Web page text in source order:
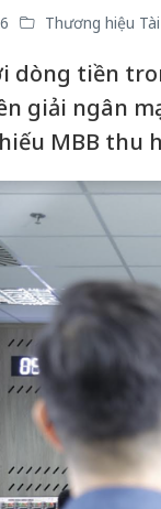
Thương hiệu
dòng tiền
giải ngân
MBB thu